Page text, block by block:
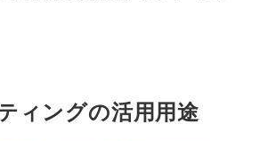
ィングの活用用途